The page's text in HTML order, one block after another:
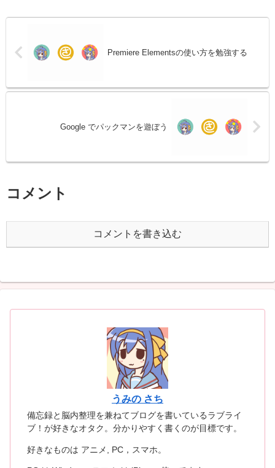
Premiere Elementsの使い方を勉強する
Google でパックマンを遊ぼう
コメント
コメントを書き込む
うみの さち
備忘録と脳内整理を兼ねてブログを書いているラブライ
ブ！が好きなオタク。分かりやすく書くのが目標です。
好きなものは アニメ, PC，スマホ。